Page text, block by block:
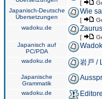
[
Japanisch-Deutsche
Übersetzungen
Wie
[
wadoku.de
[
Japanisch auf
PC/PDA
wadoku.de 岩戸 /
Japanische
Grammatik
wadoku.de